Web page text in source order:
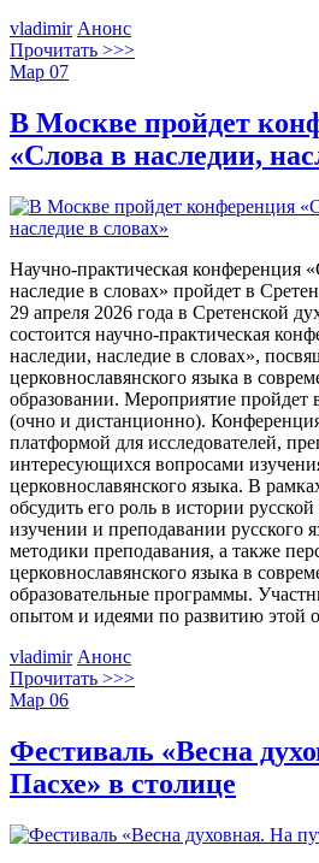
vladimir Анонс
Прочитать >>>
Мар 07
В Москве пройдет
«Слова в наследии,
Научно-практическая конференция
наследие в словах» пройдет в
29 апреля 2026 года в Сретенской
состоится научно-практическая
наследии, наследие в словах»,
церковнославянского языка в
образовании. Мероприятие
(очно и дистанционно).
платформой для исследователей,
интересующихся вопросами
церковнославянского языка. В
обсудить его роль в истории
изучении и преподавании русского
методики преподавания, а также
церковнославянского языка в
образовательные программы.
опытом и идеями по развитию этой
vladimir Анонс
Прочитать >>>
Мар 06
Фестиваль «Весна
Пасхе» в столице